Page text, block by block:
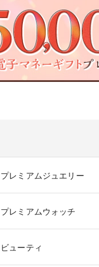
プレミアムジュエリー
プレミアムウォッチ
ビューティ